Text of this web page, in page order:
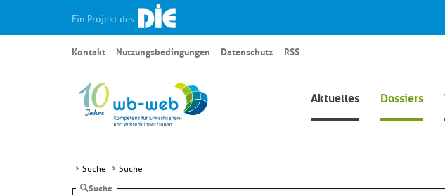
Ein Projekt des
Aktuelles Dossiers
Kontakt Nutzungsbedingungen Datenschutz RSS
Suche Suche
Suche